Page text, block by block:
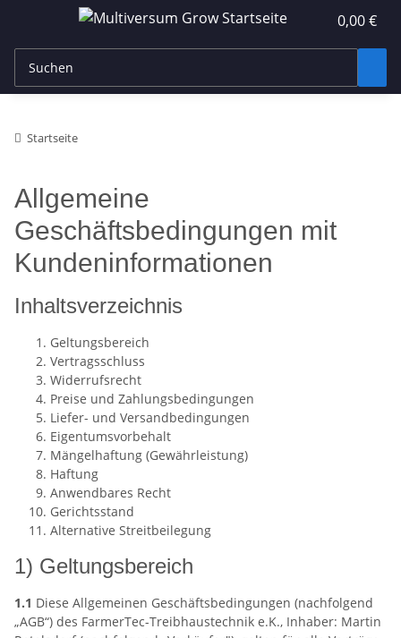
0,00 €
Startseite
Allgemeine
Geschäftsbedingungen mit
Kundeninformationen
Inhaltsverzeichnis
Geltungsbereich
Vertragsschluss
Widerrufsrecht
Preise und Zahlungsbedingungen
Liefer- und Versandbedingungen
Eigentumsvorbehalt
Mängelhaftung (Gewährleistung)
Haftung
Anwendbares Recht
Gerichtsstand
Alternative Streitbeilegung
1) Geltungsbereich
1.1 Diese Allgemeinen Geschäftsbedingungen (nachfolgend
„AGB“) des FarmerTec-Treibhaustechnik e.K., Inhaber: Martin